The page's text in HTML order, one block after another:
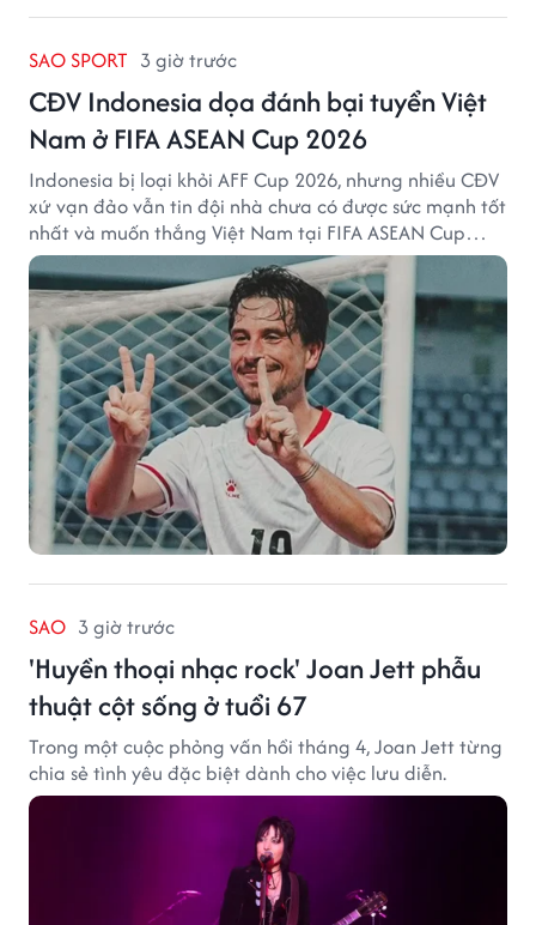
SAO SPORT 3 giờ trước
CĐV Indonesia dọa đánh bại tuyển Việt
Nam ở FIFA ASEAN Cup 2026
Indonesia bị loại khỏi AFF Cup 2026, nhưng nhiều CĐV
xứ vạn đảo vẫn tin đội nhà chưa có được sức mạnh tốt
nhất và muốn thắng Việt Nam tại FIFA ASEAN Cup
2026.
SAO 3 giờ trước
'Huyền thoại nhạc rock' Joan Jett phẫu
thuật cột sống ở tuổi 67
Trong một cuộc phỏng vấn hồi tháng 4, Joan Jett từng
chia sẻ tình yêu đặc biệt dành cho việc lưu diễn.